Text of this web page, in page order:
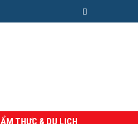
ẨM THỰC & DU LỊCH